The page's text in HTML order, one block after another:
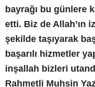
bayrağı bu günlere
etti. Biz de Allah’ın
şekilde taşıyarak
başarılı hizmetler
inşallah bizleri
Rahmetli Muhsin